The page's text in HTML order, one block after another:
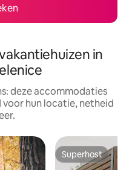
in
deze accommodaties
hun locatie, netheid
Superhost
Superhost